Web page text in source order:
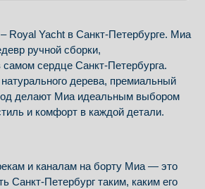
Royal Yacht в Санкт-Петербурге. Миа
ручной сборки,
сердце Санкт-Петербурга.
дерева, премиальный
делают Миа идеальным выбором
и комфорт в каждой детали.
и каналам на борту Миа — это
Санкт-Петербург таким, каким его